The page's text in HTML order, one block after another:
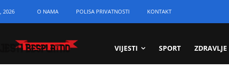
2026 O NAMA POLISA PRIVATNOSTI KONTAKT
VIJESTI SPORT ZDRAVLJE